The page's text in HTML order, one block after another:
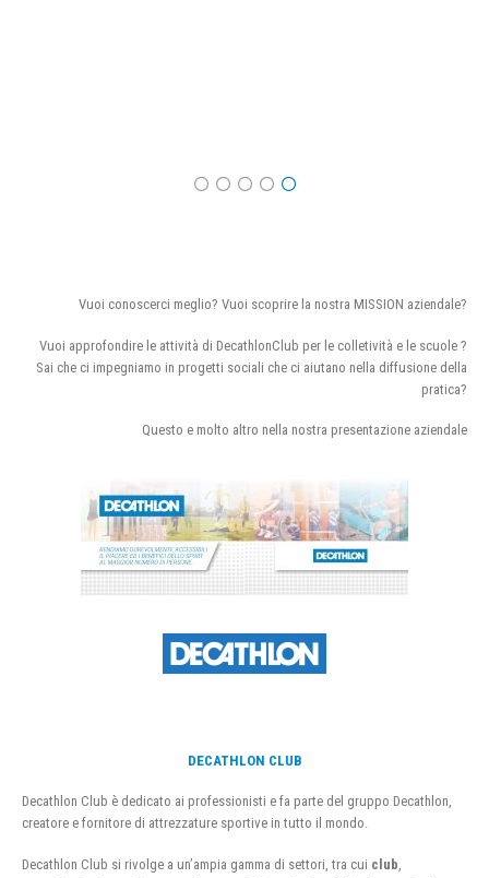
Vuoi conoscerci meglio? Vuoi scoprire la nostra MISSION aziendale?
Vuoi approfondire le attività di DecathlonClub per le colletività e le scuole ?
Sai che ci impegniamo in progetti sociali che ci aiutano nella diffusione della
pratica?
Questo e molto altro nella nostra presentazione aziendale
DECATHLON CLUB
Decathlon Club è dedicato ai professionisti e fa parte del gruppo Decathlon,
creatore e fornitore di attrezzature sportive in tutto il mondo.
Decathlon Club si rivolge a un’ampia gamma di settori, tra cui club